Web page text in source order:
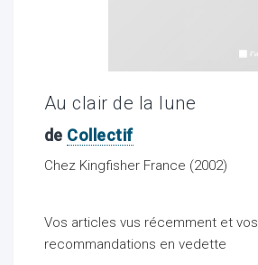
Au clair de la lune
de Collectif
Chez Kingfisher France (2002)
Vos articles vus récemment et vos
recommandations en vedette